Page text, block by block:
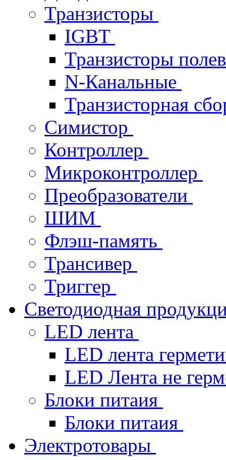
Транзисторы
IGBT
Транзисторы
N-Канальные
Транзисторная
Симистор
Контроллер
Микроконтроллер
Преобразователи
ШИМ
Флэш-память
Трансивер
Триггер
Светодиодная
LED лента
LED лента
LED Лента не
Блоки питаия
Блоки питаия
Электротовары